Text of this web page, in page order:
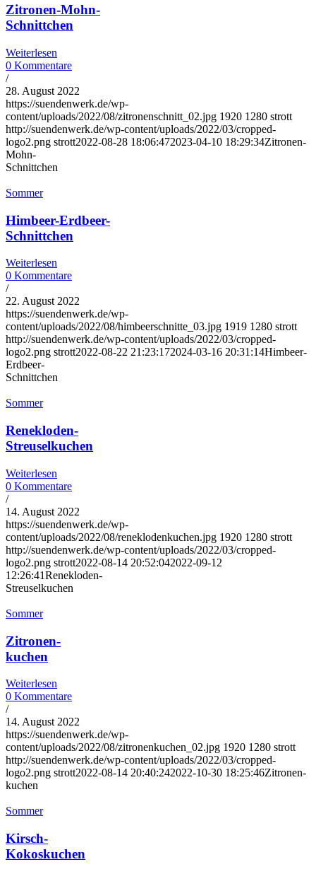
Zitronen-Mohn-
Schnittchen
Weiterlesen
0 Kommentare
/
28. August 2022
https://suendenwerk.de/wp-
content/uploads/2022/08/zitronenschnitt_02.jpg 1920 1280 strott
http://suendenwerk.de/wp-content/uploads/2022/03/cropped-
logo2.png strott2022-08-28 18:06:472023-04-10 18:29:34Zitronen-
Mohn-
Schnittchen
Sommer
Himbeer-Erdbeer-
Schnittchen
Weiterlesen
0 Kommentare
/
22. August 2022
https://suendenwerk.de/wp-
content/uploads/2022/08/himbeerschnitte_03.jpg 1919 1280 strott
http://suendenwerk.de/wp-content/uploads/2022/03/cropped-
logo2.png strott2022-08-22 21:23:172024-03-16 20:31:14Himbeer-
Erdbeer-
Schnittchen
Sommer
Renekloden-
Streuselkuchen
Weiterlesen
0 Kommentare
/
14. August 2022
https://suendenwerk.de/wp-
content/uploads/2022/08/reneklodenkuchen.jpg 1920 1280 strott
http://suendenwerk.de/wp-content/uploads/2022/03/cropped-
logo2.png strott2022-08-14 20:52:042022-09-12
12:26:41Renekloden-
Streuselkuchen
Sommer
Zitronen-
kuchen
Weiterlesen
0 Kommentare
/
14. August 2022
https://suendenwerk.de/wp-
content/uploads/2022/08/zitronenkuchen_02.jpg 1920 1280 strott
http://suendenwerk.de/wp-content/uploads/2022/03/cropped-
logo2.png strott2022-08-14 20:40:242022-10-30 18:25:46Zitronen-
kuchen
Sommer
Kirsch-
Kokoskuchen